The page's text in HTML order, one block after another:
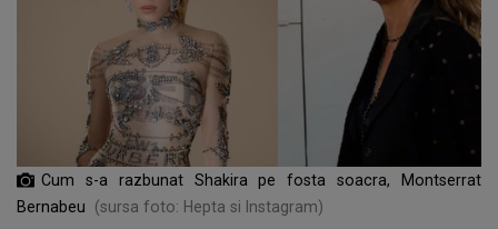
Cum s-a razbunat Shakira pe fosta soacra, Montserrat
Bernabeu
(sursa foto: Hepta si Instagram)